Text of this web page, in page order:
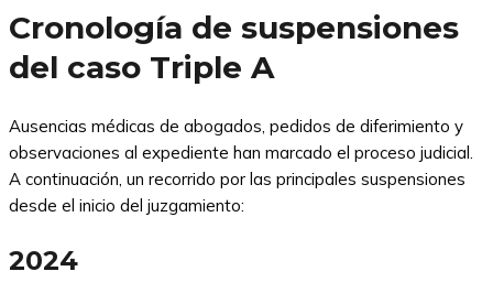
Cronología de suspensiones
del caso Triple A
Ausencias médicas de abogados, pedidos de diferimiento y
observaciones al expediente han marcado el proceso judicial.
A continuación, un recorrido por las principales suspensiones
desde el inicio del juzgamiento:
2024